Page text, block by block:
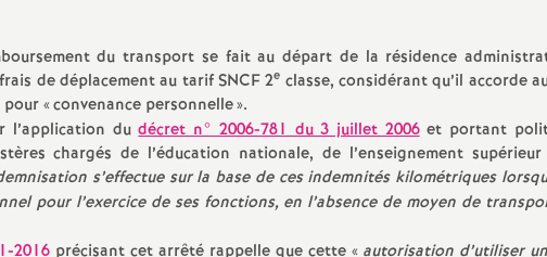
e
i
g
n
du transport se fait au départ de la résidence
de déplacement au tarif SNCF 2e classe, considérant qu’il accorde
«convenance personnelle».
l’application dudécret n° 2006-781 du 3 juillet 2006et portant
chargés de l’éducation nationale, de l’enseignement
s’effectue sur la base de ces indemnités kilométriques
pour l’exercice de ses fonctions, en l’absence de moyen de
2016précisant cet arrêté rappelle que cette « autorisation d’utiliser